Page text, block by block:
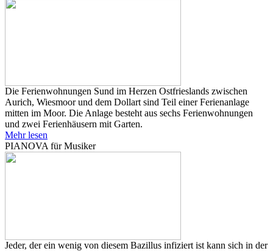
Die Ferienwohnungen Sund im Herzen Ostfrieslands zwischen
Aurich, Wiesmoor und dem Dollart sind Teil einer Ferienanlage
mitten im Moor. Die Anlage besteht aus sechs Ferienwohnungen
und zwei Ferienhäusern mit Garten.
Mehr lesen
PIANOVA für Musiker
Jeder, der ein wenig von diesem Bazillus infiziert ist kann sich in der